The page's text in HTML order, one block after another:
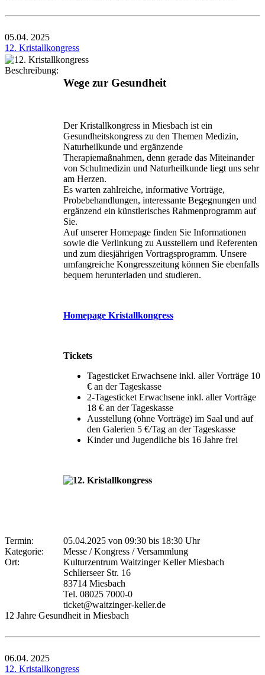
05.04. 2025
12. Kristallkongress
Beschreibung:
Wege zur Gesundheit
Der Kristallkongress in Miesbach ist ein
Gesundheitskongress zu den Themen Medizin,
Naturheilkunde und ergänzende
Therapiemaßnahmen, denn gerade das Miteinander
von Schulmedizin und Naturheilkunde liegt uns sehr
am Herzen.
Es warten zahlreiche, informative Vorträge,
Probebehandlungen, interessante Begegnungen und
ergänzend ein künstlerisches Rahmenprogramm auf
Sie.
Auf unserer Homepage finden Sie Informationen
sowie die Verlinkung zu Ausstellern und Referenten
und zum diesjährigen Vortragsprogramm. Unsere
umfangreiche Kongresszeitung können Sie ebenfalls
bequem herunterladen und studieren.
Homepage Kristallkongress
Tickets
Tagesticket Erwachsene inkl. aller Vorträge 10
€ an der Tageskasse
2-Tagesticket Erwachsene inkl. aller Vorträge
18 € an der Tageskasse
Ausstellung (ohne Vorträge) im Saal und auf
den Galerien 5 €/Tag an der Tageskasse
Kinder und Jugendliche bis 16 Jahre frei
Termin: 05.04.2025 von 09:30 bis 18:30 Uhr
Kategorie:
Messe / Kongress / Versammlung
Ort:
Kulturzentrum Waitzinger Keller Miesbach
Schlierseer Str. 16
83714 Miesbach
Tel. 08025 7000-0
ticket@waitzinger-keller.de
12 Jahre Gesundheit in Miesbach
06.04. 2025
12. Kristallkongress